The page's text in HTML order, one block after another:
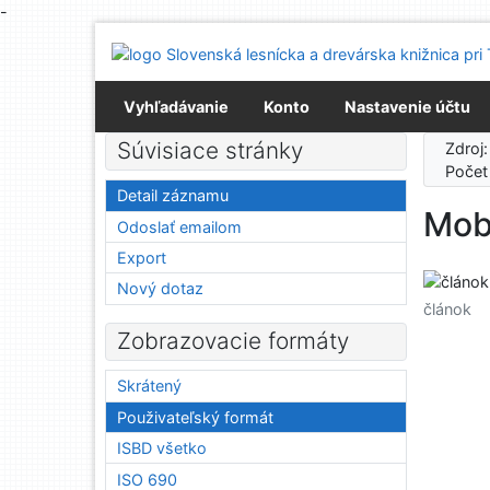
-
Prejsť na menu
Prehlásenie o webovej prístupnosti
Vyhľadávanie
Konto Nastavenie účtu
článok
Súvisiace stránky
Detail záznamu
Odoslať emailom
Export
Nový dotaz
Zobrazovacie formáty
Skrátený
Použivateľský formát
ISBD všetko
ISO 690